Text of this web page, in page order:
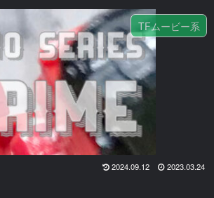
TFムービー系
2024.09.12 2023.03.24